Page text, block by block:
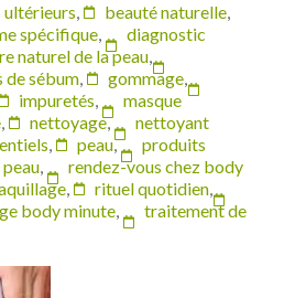
ultérieurs, beauté naturelle,
spécifique,
diagnostic
naturel de la peau,
de sébum, gommage,
impuretés,
masque
, nettoyage,
nettoyant
, peau,
produits
,
rendez-vous chez body
, rituel quotidien,
body minute,
traitement de